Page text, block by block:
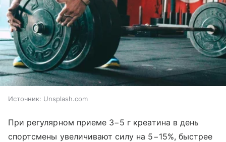
Источник: Unsplash.com
При регулярном приеме 3−5 г креатина в день
спортсмены увеличивают силу на 5−15%, быстрее